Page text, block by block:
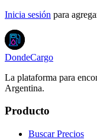
Inicia sesión para
DondeCargo
La plataforma para
Argentina.
Producto
Buscar Precios